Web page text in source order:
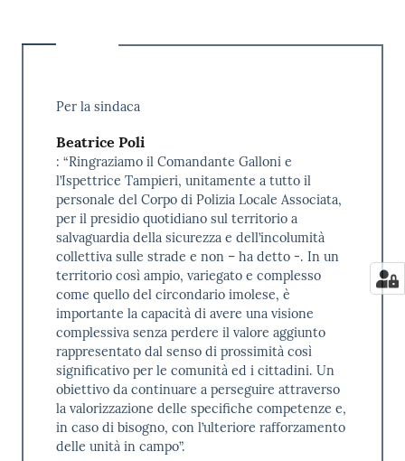
Per la sindaca
Beatrice Poli
: “Ringraziamo il Comandante Galloni e
l’Ispettrice Tampieri, unitamente a tutto il
personale del Corpo di Polizia Locale Associata,
per il presidio quotidiano sul territorio a
salvaguardia della sicurezza e dell’incolumità
collettiva sulle strade e non – ha detto -. In un
territorio così ampio, variegato e complesso
come quello del circondario imolese, è
importante la capacità di avere una visione
complessiva senza perdere il valore aggiunto
rappresentato dal senso di prossimità così
significativo per le comunità ed i cittadini. Un
obiettivo da continuare a perseguire attraverso
la valorizzazione delle specifiche competenze e,
in caso di bisogno, con l’ulteriore rafforzamento
delle unità in campo”.